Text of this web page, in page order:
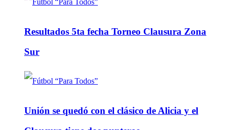
Resultados 5ta fecha Torneo Clausura Zona
Sur
Unión se quedó con el clásico de Alicia y el